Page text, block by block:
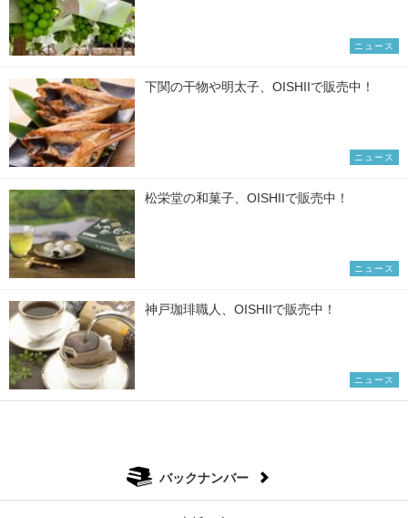
ニュース
下関の干物や明太子、OISHIIで販売中！
ニュース
松栄堂の和菓子、OISHIIで販売中！
ニュース
神戸珈琲職人、OISHIIで販売中！
ニュース
バックナンバー